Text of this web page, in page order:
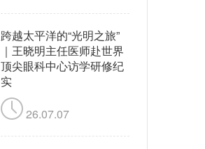
跨越太平洋的“光明之旅”
｜王晓明主任医师赴世界
顶尖眼科中心访学研修纪
实
26.07.07